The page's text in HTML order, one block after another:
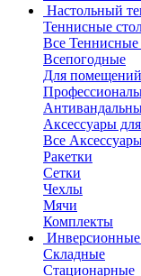
Настольный
Теннисные
Все Теннисные
Всепогодные
Для помещений
Аксессуары
Все
Ракетки
Сетки
Чехлы
Мячи
Комплекты
Складные
Стационарные